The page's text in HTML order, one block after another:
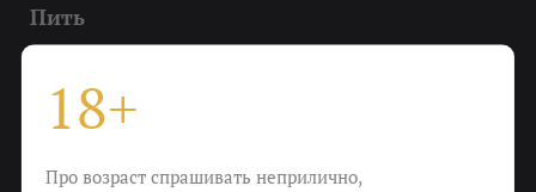
Пить
Виноград
18+
Про возраст спрашивать неприлично,